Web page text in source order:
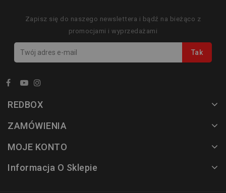
Zapisz się do naszego newslettera i bądź na bieżąco z
promocjami i wyprzedażami
REDBOX
ZAMÓWIENIA
MOJE KONTO
Informacja O Sklepie